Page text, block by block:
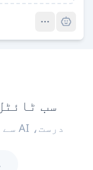
سب
درست، AI سے چلنے والے سب ٹائٹل ترجمے